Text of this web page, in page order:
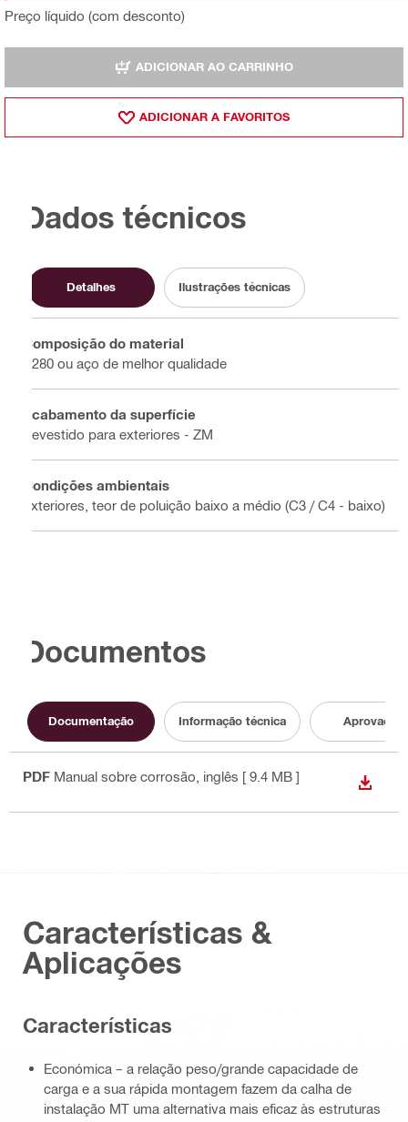
Preço líquido (com desconto)
ADICIONAR AO CARRINHO
ADICIONAR A FAVORITOS
Dados técnicos
Detalhes Ilustrações técnicas
Composição do material
S280 ou aço de melhor qualidade
Acabamento da superfície
Revestido para exteriores - ZM
Condições ambientais
Exteriores, teor de poluição baixo a médio (C3 / C4 - baixo)
Documentos
Documentação Informação técnica Aprovação
PDF Manual sobre corrosão , inglês [ 9.4 MB ]
Características &
Aplicações
Características
Económica – a relação peso/grande capacidade de
carga e a sua rápida montagem fazem da calha de
instalação MT uma alternativa mais eficaz às estruturas